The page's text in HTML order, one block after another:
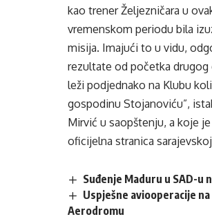
kao trener Željezničara u
vremenskom periodu bila
misija. Imajući to u vidu,
rezultate od početka drugog
leži podjednako na Klubu
gospodinu Stojanoviću”,
Mirvić u saopštenju, a koje
oficijelna stranica
Suđenje Maduru u SAD-u
Uspješne aviooperacije
Aerodromu